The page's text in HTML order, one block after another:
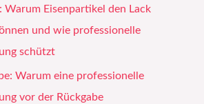
Warum Eisenpartikel den Lack
und wie professionelle
schützt
Warum eine professionelle
vor der Rückgabe